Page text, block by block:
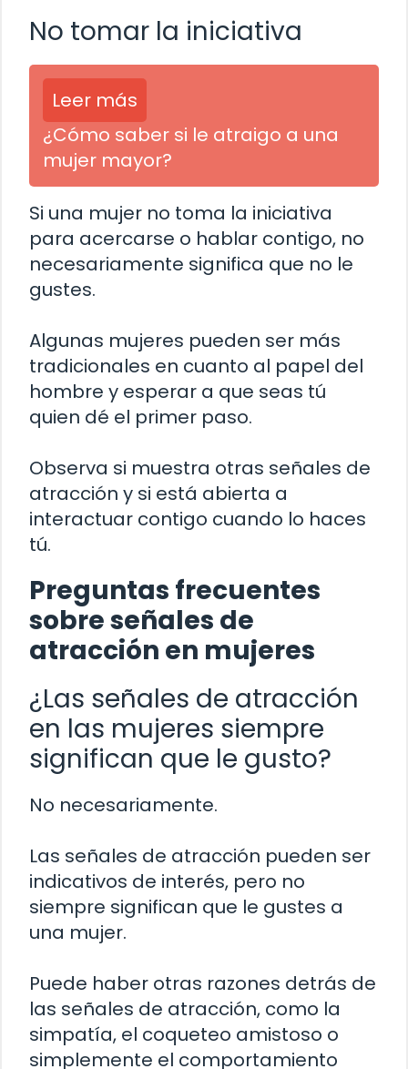
No tomar la iniciativa
Leer más
¿Cómo saber si le atraigo a una
mujer mayor?
Si una mujer no toma la iniciativa
para acercarse o hablar contigo, no
necesariamente significa que no le
gustes.
Algunas mujeres pueden ser más
tradicionales en cuanto al papel del
hombre y esperar a que seas tú
quien dé el primer paso.
Observa si muestra otras señales de
atracción y si está abierta a
interactuar contigo cuando lo haces
tú.
Preguntas frecuentes
sobre señales de
atracción en mujeres
¿Las señales de atracción
en las mujeres siempre
significan que le gusto?
No necesariamente.
Las señales de atracción pueden ser
indicativos de interés, pero no
siempre significan que le gustes a
una mujer.
Puede haber otras razones detrás de
las señales de atracción, como la
simpatía, el coqueteo amistoso o
simplemente el comportamiento